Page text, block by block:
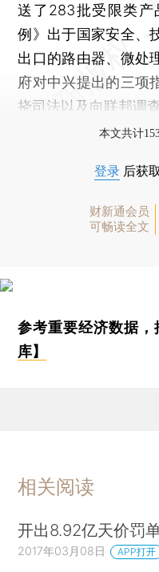
送了283批受限类产
例》出于国家安全、
出口的路由器、微处
府对中兴提出的三项
挠司法以及向联邦调
本文共计
登录 后获
财新通会员
可畅读全文
参考重要经济数据，
库】
相关阅读
开出8.92亿天价罚
2017年03月08日 APP打开